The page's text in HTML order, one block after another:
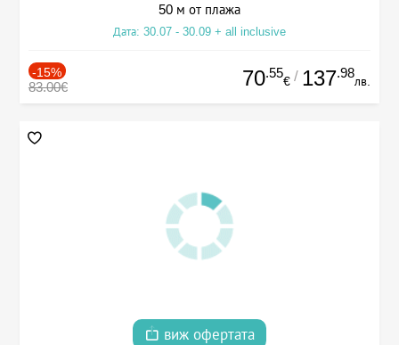
50 м от плажа
Дата: 30.07 - 30.09 + all inclusive
-15%
83.00€ 70.55
€ / 137.98
лв.
виж офертата